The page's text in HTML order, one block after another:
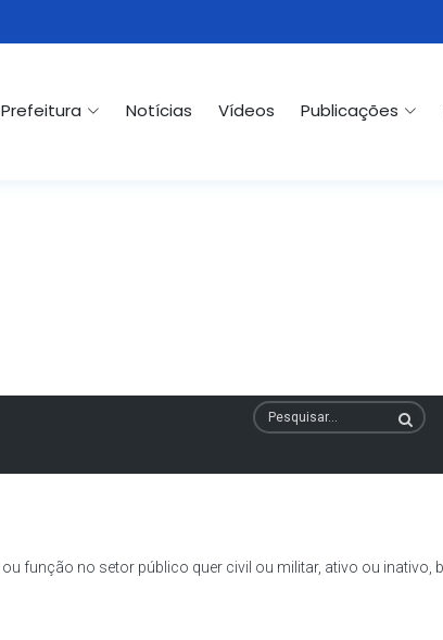
Prefeitura Notícias Vídeos Publicações